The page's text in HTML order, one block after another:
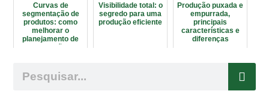
Curvas de
segmentação de
produtos: como
melhorar o
planejamento de
Visibilidade total: o
segredo para uma
produção eficiente
Produção puxada e
empurrada,
principais
características e
diferenças